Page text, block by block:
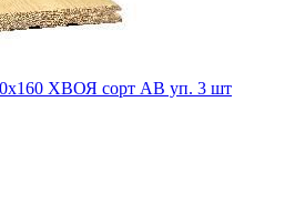
ХВОЯ сорт АВ уп. 3 шт